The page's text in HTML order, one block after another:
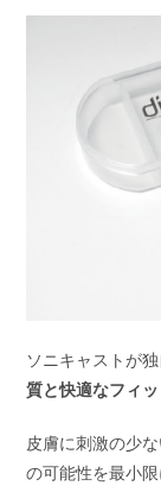
ソニキャストが
質と快適なフィ
皮膚に刺激の少
の可能性を最小